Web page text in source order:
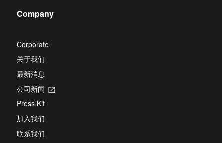
Company
Corporate
关于我们
最新消息
公司新闻
Opens
Press Kit
加入我们
联系我们